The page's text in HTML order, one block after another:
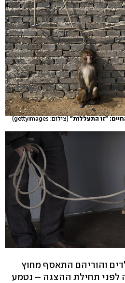
"זו התעללות" (צילום: gettyimages)
והוריהם התאסף מחוץ
לפני תחילת ההצגה – נטמע